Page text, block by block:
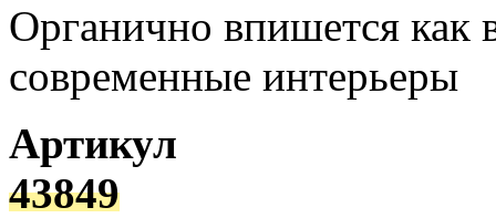
Органично впишется как
современные интерьеры
Артикул
43849